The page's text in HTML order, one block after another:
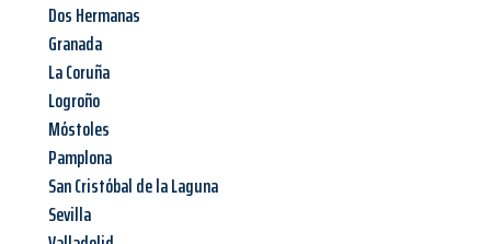
Dos Hermanas
Granada
La Coruña
Logroño
Móstoles
Pamplona
San Cristóbal de la Laguna
Sevilla